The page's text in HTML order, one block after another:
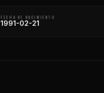
FECHA DE NACIMIENTO
1991-02-21